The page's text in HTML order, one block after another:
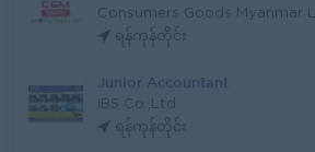
Consumers Goods Myanmar
ရန်ကုန်တိုင်း
Junior Accountant
IBS Co.,Ltd
ရန်ကုန်တိုင်း